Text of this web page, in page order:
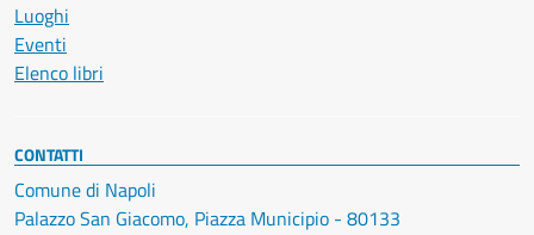
Luoghi
Eventi
Elenco libri
CONTATTI
Comune di Napoli
Palazzo San Giacomo, Piazza Municipio - 80133